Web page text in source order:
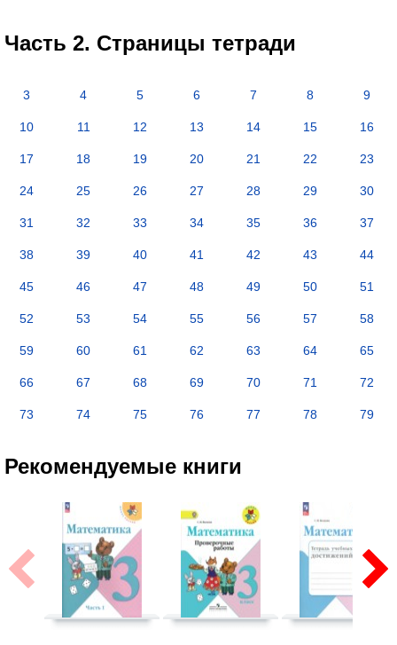
Часть 2. Страницы тетради
3 4 5 6 7 8 9
10 11 12 13 14 15 16
17 18 19 20 21 22 23
24 25 26 27 28 29 30
31 32 33 34 35 36 37
38 39 40 41 42 43 44
45 46 47 48 49 50 51
52 53 54 55 56 57 58
59 60 61 62 63 64 65
66 67 68 69 70 71 72
73 74 75 76 77 78 79
Рекомендуемые книги